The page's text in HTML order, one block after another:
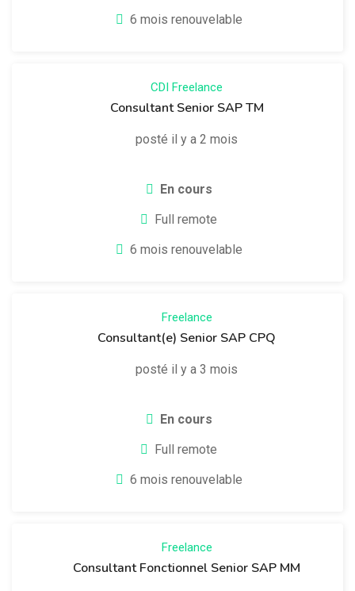
6 mois renouvelable
CDI Freelance
Consultant Senior SAP TM
posté il y a 2 mois
En cours
Full remote
6 mois renouvelable
Freelance
Consultant(e) Senior SAP CPQ
posté il y a 3 mois
En cours
Full remote
6 mois renouvelable
Freelance
Consultant Fonctionnel Senior SAP MM